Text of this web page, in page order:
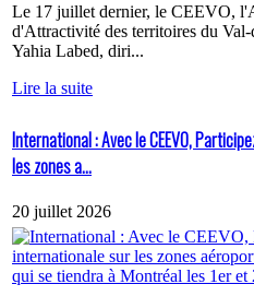
Le 17 juillet dernier, le CEEVO,
d'Attractivité des territoires du
Yahia Labed, diri...
Lire la suite
International : Avec le CEEVO,
les zones a...
20 juillet 2026